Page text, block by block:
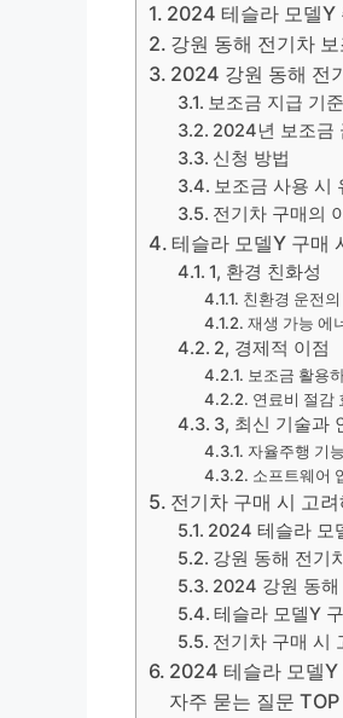
2024 테슬라 모델Y
강원 동해 전기차
2024 강원 동해 전
보조금 지급 기준
2024년 보조금
신청 방법
보조금 사용 시
전기차 구매의
테슬라 모델Y 구매
1, 환경 친화성
친환경 운전
재생 가능 에
2, 경제적 이점
보조금 활용
연료비 절감
3, 최신 기술과
자율주행 기
소프트웨어
전기차 구매 시 고
2024 테슬라 모
강원 동해 전기
2024 강원 동해
테슬라 모델Y
전기차 구매 시
2024 테슬라 모델Y
자주 묻는 질문